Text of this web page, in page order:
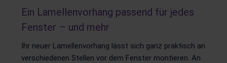
Ein Lamellenvorhang passend für jedes
Fenster – und mehr
Ihr neuer Lamellenvorhang lässt sich ganz praktisch an
verschiedenen Stellen vor dem Fenster montieren. An